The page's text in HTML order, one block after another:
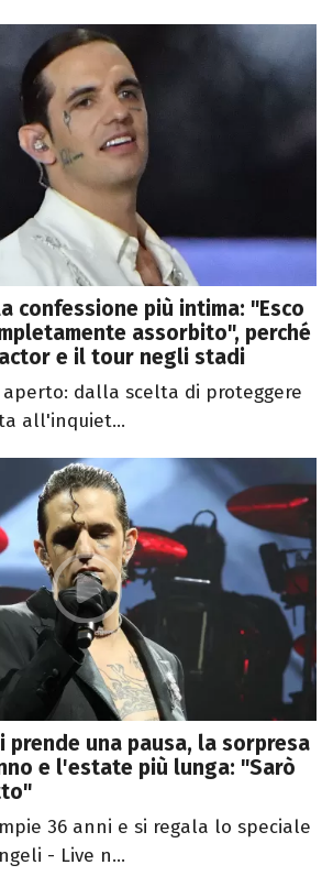
confessione più intima: "Esco
assorbito", perché
e il tour negli stadi
aperto: dalla scelta di proteggere
all'inquiet...
prende una pausa, la sorpresa
e l'estate più lunga: "Sarò
36 anni e si regala lo speciale
- Live n...